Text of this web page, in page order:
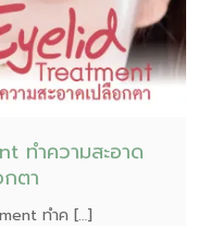
ทำความสะอาด
กตา
ทำค […]